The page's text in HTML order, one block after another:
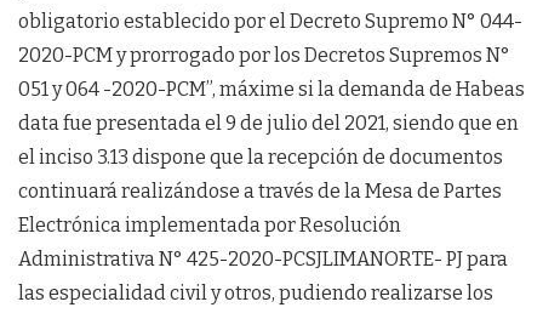
obligatorio establecido por el Decreto Supremo N° 044-
2020-PCM y prorrogado por los Decretos Supremos N°
051 y 064 -2020-PCM”, máxime si la demanda de Habeas
data fue presentada el 9 de julio del 2021, siendo que en
el inciso 3.13 dispone que la recepción de documentos
continuará realizándose a través de la Mesa de Partes
Electrónica implementada por Resolución
Administrativa N° 425-2020-PCSJLIMANORTE- PJ para
las especialidad civil y otros, pudiendo realizarse los